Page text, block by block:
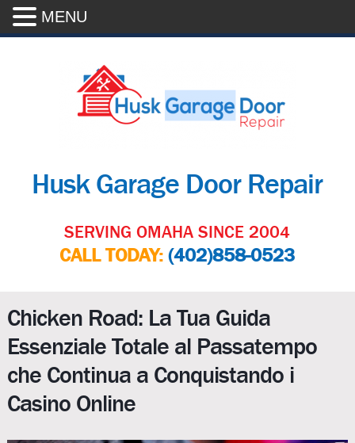
Husk Garage Door Repair
SERVING OMAHA SINCE 2004
CALL TODAY:(402)858-0523
Chicken Road: La Tua Guida
Essenziale Totale al Passatempo
che Continua a Conquistando i
Casino Online
MENU